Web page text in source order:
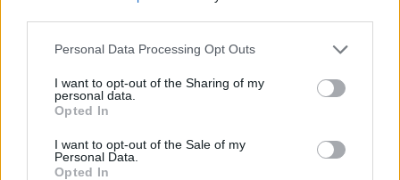
Personal Data Processing Opt Outs
I want to opt-out of the Sharing of my
personal data.
Opted In
I want to opt-out of the Sale of my
Personal Data.
Opted In
Altri articoli che potrebbero piacerti